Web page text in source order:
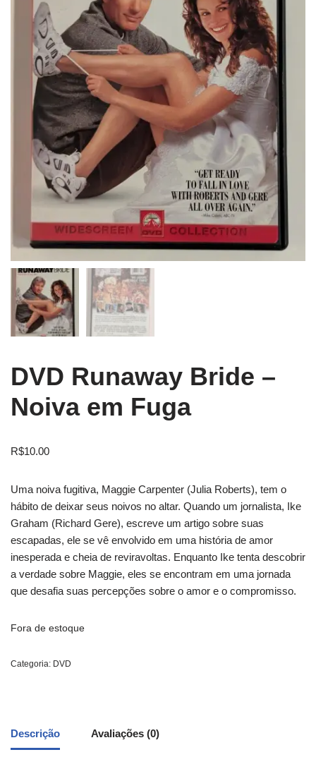
DVD Runaway Bride –
Noiva em Fuga
R$10.00
Uma noiva fugitiva, Maggie Carpenter (Julia Roberts), tem o
hábito de deixar seus noivos no altar. Quando um jornalista, Ike
Graham (Richard Gere), escreve um artigo sobre suas
escapadas, ele se vê envolvido em uma história de amor
inesperada e cheia de reviravoltas. Enquanto Ike tenta descobrir
a verdade sobre Maggie, eles se encontram em uma jornada
que desafia suas percepções sobre o amor e o compromisso.
Fora de estoque
Categoria: DVD
Descrição Avaliações (0)